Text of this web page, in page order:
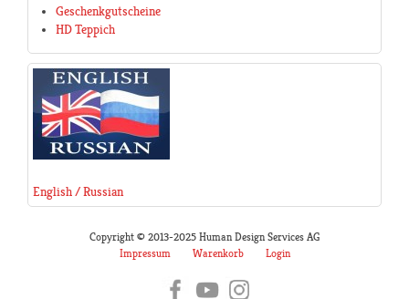
Geschenkgutscheine
HD Teppich
English / Russian
Copyright © 2013-2025 Human Design Services AG
Impressum
Warenkorb Login